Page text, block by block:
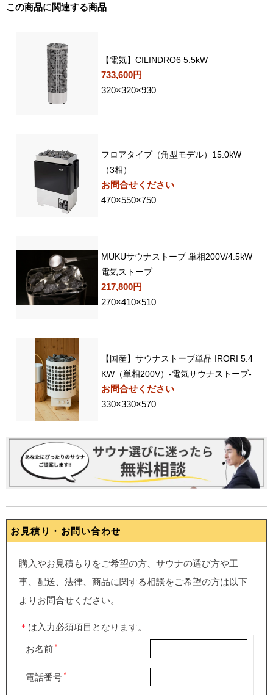
この商品に関連する商品
【電気】CILINDRO6 5.5kW
733,600円
320×320×930
フロアタイプ（角型モデル）15.0kW
（3相）
お問合せください
470×550×750
MUKUサウナストーブ 単相200V/4.5kW
電気ストーブ
217,800円
270×410×510
【国産】サウナストーブ単品 IRORI 5.4
KW（単相200V）-電気サウナストーブ-
お問合せください
330×330×570
お見積り・お問い合わせ
購入やお見積もりをご希望の方、サウナの選び方や工
事、配送、法律、商品に関する相談をご希望の方は以下
よりお問合せください。
＊ は入力必須項目となります。
お名前
電話番号